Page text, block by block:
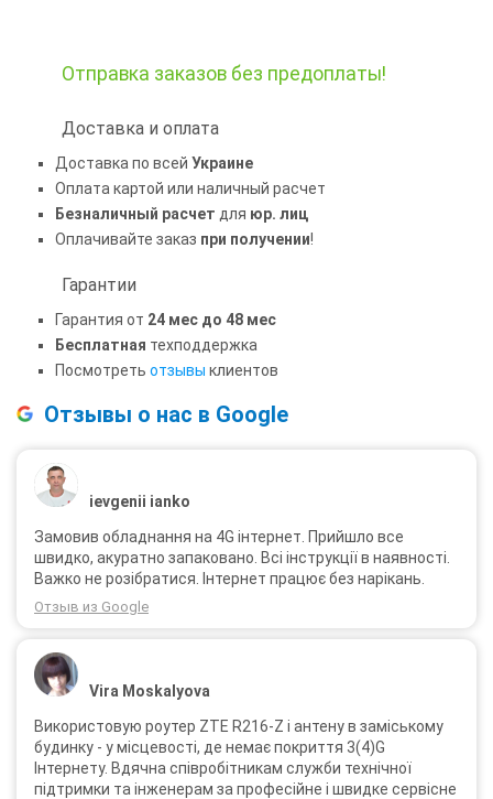
Отправка заказов без предоплаты!
Доставка и оплата
Доставка по всей Украине
Оплата картой или наличный расчет
Безналичный расчет для юр. лиц
Оплачивайте заказ при получении!
Гарантии
Гарантия от 24 мес до 48 мес
Бесплатная техподдержка
Посмотреть отзывы клиентов
Отзывы о нас в Google
ievgenii ianko
Замовив обладнання на 4G інтернет. Прийшло все
швидко, акуратно запаковано. Всі інструкції в наявності.
Важко не розібратися. Інтернет працює без нарікань.
Отзыв из Google
Vira Moskalyova
Використовую роутер ZTE R216-Z і антену в заміському
будинку - у місцевості, де немає покриття 3(4)G
Інтернету. Вдячна співробітникам служби технічної
підтримки та інженерам за професійне і швидке сервісне